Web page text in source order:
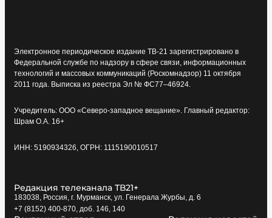
Электронное периодическое издание ТВ-21 зарегистрировано в
Федеральной службе по надзору в сфере связи, информационных
технологий и массовых коммуникаций (Роскомнадзор) 11 октября
2011 года. Выписка из реестра Эл № ФС77–46924.
Учредитель: ООО «Северо-западное вещание». Главный редактор:
Шрам О.А. 16+
ИНН: 5190934326, ОГРН: 1115190010517
Редакция телеканала ТВ21+
183038, Россия, г. Мурманск, ул. Генерала Журбы, д. 6
+7 (8152) 400-870, доб. 146, 140